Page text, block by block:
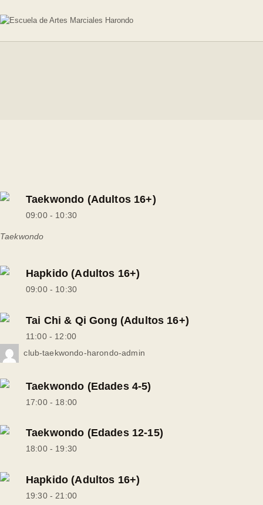
INICIO
HORARIOS
Taekwondo (Adultos 16+)
09:00- 10:30
Taekwondo
Hapkido (Adultos 16+)
09:00- 10:30
Tai Chi & Qi Gong (Adultos 16+)
11:00- 12:00
club-taekwondo-harondo-admin
Taekwondo (Edades 4-5)
17:00- 18:00
Taekwondo (Edades 12-15)
18:00- 19:30
Hapkido (Adultos 16+)
19:30- 21:00